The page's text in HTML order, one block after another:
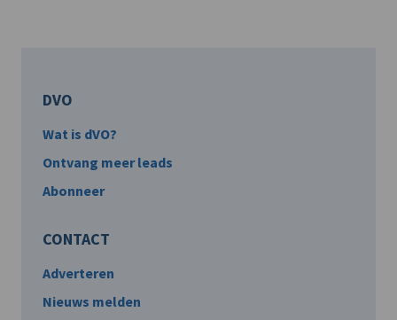
DVO
Wat is dVO?
Ontvang meer leads
Abonneer
CONTACT
Adverteren
Nieuws melden